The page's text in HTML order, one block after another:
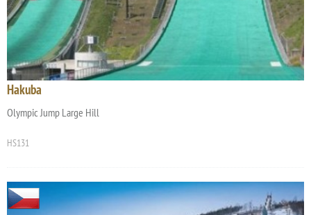
Hakuba
Olympic Jump Large Hill
HS131